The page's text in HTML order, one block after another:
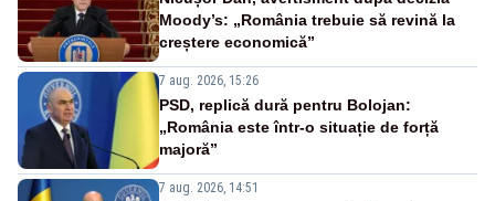
Moody’s: „România trebuie să revină la
creștere economică”
7 aug. 2026, 15:26
PSD, replică dură pentru Bolojan:
„România este într-o situație de forță
majoră”
7 aug. 2026, 14:51